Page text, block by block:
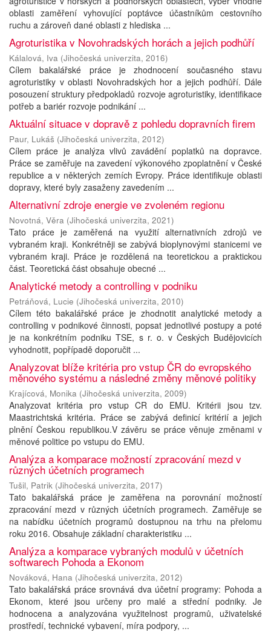
oblasti zaměření vyhovující poptávce účastníkům cestovního
ruchu a zároveň dané oblasti z hlediska ...
Agroturistika v Novohradských horách a jejich podhůří
Kálalová, Iva (Jihočeská univerzita, 2016)
Cílem bakalářské práce je zhodnocení současného stavu
agroturistiky v oblasti Novohradských hor a jejich podhůří. Dále
posouzení struktury předpokladů rozvoje agroturistiky, identifikace
potřeb a bariér rozvoje podnikání ...
Aktuální situace v dopravě z pohledu dopravních firem
Paur, Lukáš (Jihočeská univerzita, 2012)
Cílem práce je analýza vlivů zavádění poplatků na dopravce.
Práce se zaměřuje na zavedení výkonového zpoplatnění v České
republice a v některých zemích Evropy. Práce identifikuje oblasti
dopravy, které byly zasaženy zavedením ...
Alternativní zdroje energie ve zvoleném regionu
Novotná, Věra (Jihočeská univerzita, 2021)
Tato práce je zaměřená na využití alternativních zdrojů ve
vybraném kraji. Konkrétněji se zabývá bioplynovými stanicemi ve
vybraném kraji. Práce je rozdělená na teoretickou a praktickou
část. Teoretická část obsahuje obecné ...
Analytické metody a controlling v podniku
Petráňová, Lucie (Jihočeská univerzita, 2010)
Cílem této bakalářské práce je zhodnotit analytické metody a
controlling v podnikové činnosti, popsat jednotlivé postupy a poté
je na konkrétním podniku TSE, s r. o. v Českých Budějovicích
vyhodnotit, popřípadě doporučit ...
Analyzovat blíže kritéria pro vstup ČR do evropského
měnového systému a následné změny měnové politiky
Krajícová, Monika (Jihočeská univerzita, 2009)
Analyzovat kritéria pro vstup CR do EMU. Kritérii jsou tzv.
Maastrichtská kritéria. Práce se zabývá definicí kritérií a jejich
plnění Českou republikou.V závěru se práce věnuje změnami v
měnové politice po vstupu do EMU.
Analýza a komparace možností zpracování mezd v
různých účetních programech
Tušil, Patrik (Jihočeská univerzita, 2017)
Tato bakalářská práce je zaměřena na porovnání možností
zpracování mezd v různých účetních programech. Zaměřuje se
na nabídku účetních programů dostupnou na trhu na přelomu
roku 2016. Obsahuje základní charakteristiku ...
Analýza a komparace vybraných modulů v účetních
softwarech Pohoda a Ekonom
Nováková, Hana (Jihočeská univerzita, 2012)
Tato bakalářská práce srovnává dva účetní programy: Pohoda a
Ekonom, které jsou určeny pro malé a střední podniky. Je
hodnocena a analyzována využitelnost programů, uživatelské
prostředí, technické vybavení, míra podpory, ...